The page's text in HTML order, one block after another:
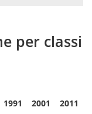
per classi
1991 2001 2011